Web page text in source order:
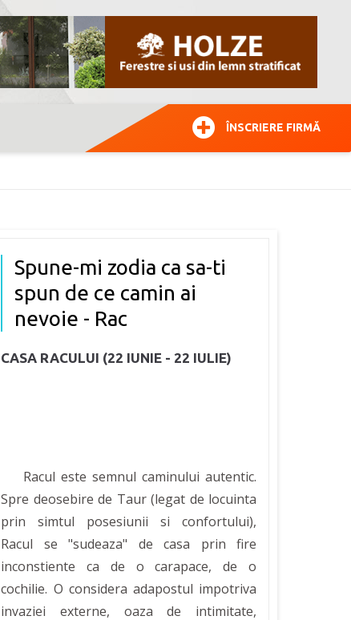
ÎNSCRIERE FIRMĂ
Spune-mi zodia ca sa-ti
spun de ce camin ai
nevoie - Rac
CASA RACULUI (22 IUNIE - 22 IULIE)
Racul este semnul caminului autentic.
Spre deosebire de Taur (legat de locuinta
prin simtul posesiunii si confortului),
Racul se "sudeaza" de casa prin fire
inconstiente ca de o carapace, de o
cochilie. O considera adapostul impotriva
invaziei externe, oaza de intimitate,